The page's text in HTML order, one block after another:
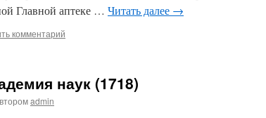
Главной аптеке … Читать далее →
комментарий
наук (1718)
admin